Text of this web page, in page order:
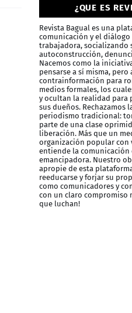
¿QUE ES
Revista Bagual es una
comunicación y el
trabajadora, socializando
autoconstrucción,
Nacemos como la
pensarse a sí misma,
contrainformación para
medios formales, los
y ocultan la realidad para
sus dueños. Rechazamos
periodismo tradicional:
parte de una clase
liberación. Más que un
organización popular con
entiende la
emancipadora. Nuestro
apropie de esta
reeducarse y forjar su
como comunicadores y
con un claro compromiso
que luchan!